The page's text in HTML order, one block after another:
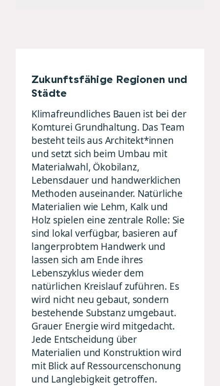
Zukunftsfähige Regionen und
Städte
Klimafreundliches Bauen ist bei der
Komturei Grundhaltung. Das Team
besteht teils aus Architekt*innen
und setzt sich beim Umbau mit
Materialwahl, Ökobilanz,
Lebensdauer und handwerklichen
Methoden auseinander. Natürliche
Materialien wie Lehm, Kalk und
Holz spielen eine zentrale Rolle: Sie
sind lokal verfügbar, basieren auf
langerprobtem Handwerk und
lassen sich am Ende ihres
Lebenszyklus wieder dem
natürlichen Kreislauf zuführen. Es
wird nicht neu gebaut, sondern
bestehende Substanz umgebaut.
Grauer Energie wird mitgedacht.
Jede Entscheidung über
Materialien und Konstruktion wird
mit Blick auf Ressourcenschonung
und Langlebigkeit getroffen.